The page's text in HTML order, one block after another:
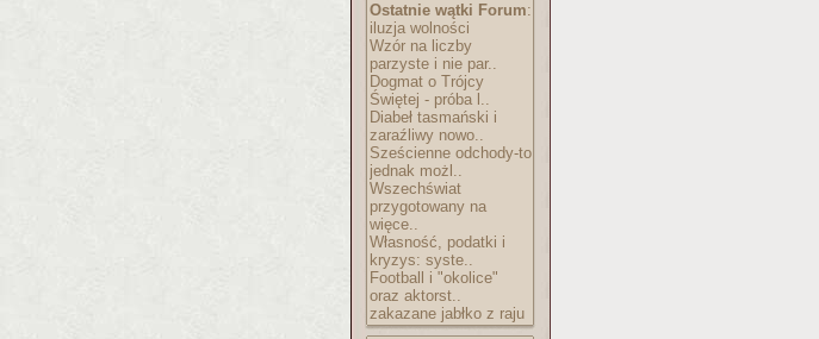
Ostatnie wątki Forum:
iluzja wolności
Wzór na liczby
parzyste i nie par..
Dogmat o Trójcy
Świętej - próba l..
Diabeł tasmański i
zaraźliwy nowo..
Sześcienne odchody-to
jednak możl..
Wszechświat
przygotowany na
więce..
Własność, podatki i
kryzys: syste..
Football i "okolice"
oraz aktorst..
zakazane jabłko z raju